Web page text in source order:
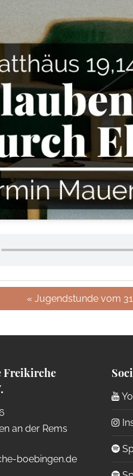
« Jugendstunde vom
Freikirche
an der Rems
boebingen.de